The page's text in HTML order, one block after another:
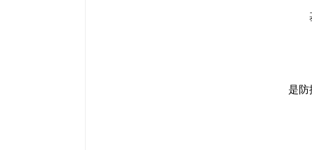
是防